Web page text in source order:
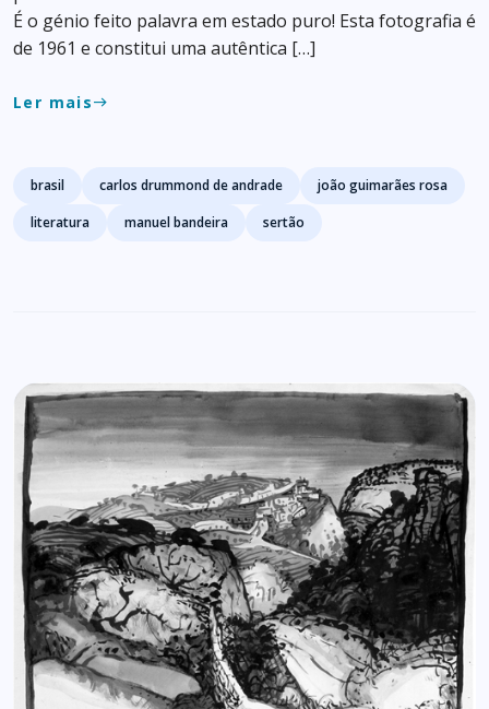
É o génio feito palavra em estado puro! Esta fotografia é
de 1961 e constitui uma autêntica […]
Ler maiseast
Tags
brasil carlos drummond de andrade
joão guimarães rosa
literatura
manuel bandeira sertão